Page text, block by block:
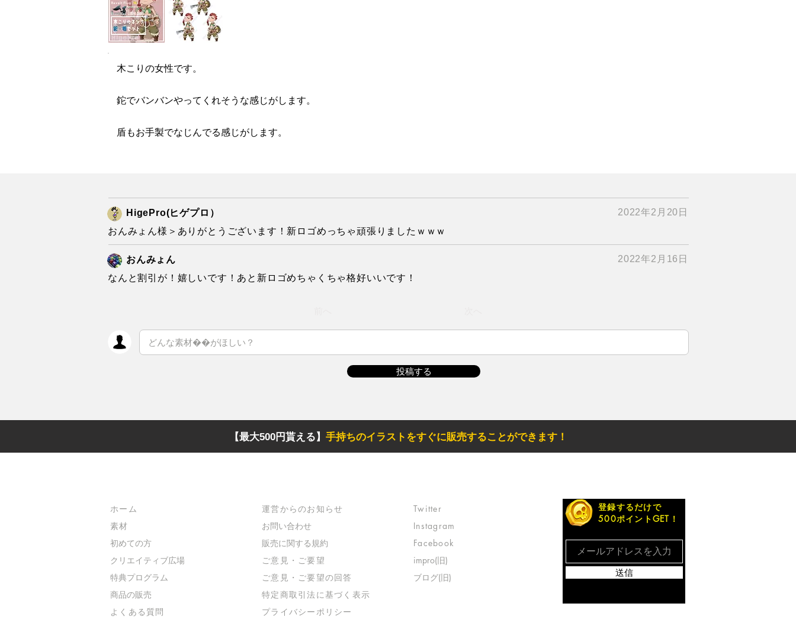
木こりの女性です。
鉈でバンバンやってくれそうな感じがします。
盾もお手製でなじんでる感じがします。
HigePro(ヒゲプロ）
2022年2月20日
おんみょん様＞ありがとうございます！新ロゴめっちゃ頑張りましたｗｗｗ
おんみょん
2022年2月16日
なんと割引が！嬉しいです！あと新ロゴめちゃくちゃ格好いいです！
投稿する
【最大500円貰える】 手持ちのイラストをすぐに販売することができます！
ホーム
素材
初めての方
​クリエイティブ広場
​特典プログラム
​商品の販売
よくある質問
​運営からのお知らせ
お問い合わせ
​販売に関する規約
​ご意見・ご要望
​ご意見・ご要望の回答
特定商取引法に基づく表示
​プライバシーポリシー
Twitter
Instagram
Facebook
impro(旧)​
ブログ(旧)
登録するだけで
500ポイントGET！
送信